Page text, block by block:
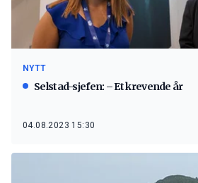
NYTT
Selstad-sjefen: – Et krevende år
04.08.2023 15:30